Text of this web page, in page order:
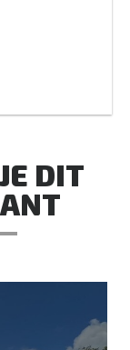
DIT